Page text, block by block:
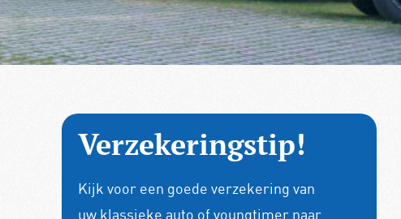
Verzekeringstip!
Kijk voor een goede verzekering van
uw klassieke auto of youngtimer naar